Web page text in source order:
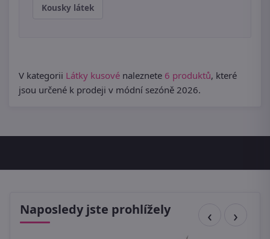
Kousky látek
V kategorii Látky kusové naleznete 6 produktů, které
jsou určené k prodeji v módní sezóně 2026.
Naposledy jste prohlížely